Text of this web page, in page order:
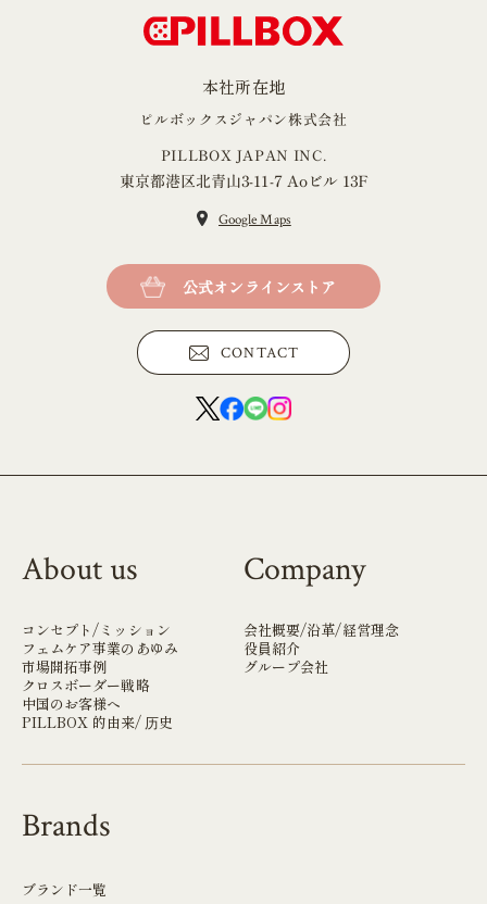
本社所在地
ピルボックスジャパン株式会社
PILLBOX JAPAN INC.
東京都港区北青山3-11-7 Aoビル 13F
Google Maps
公式オンラインストア
CONTACT
About us
コンセプト/ミッション
フェムケア事業のあゆみ
市場開拓事例
クロスボーダー戦略
中国のお客様へ
PILLBOX 的由来/ 历史
Company
会社概要/沿革/経営理念
役員紹介
グループ会社
Brands
ブランド一覧